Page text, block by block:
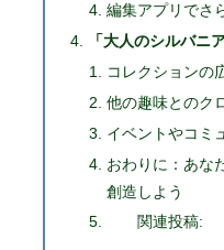
編集アプリでさ
「大人のシルバニ
コレクションの
他の趣味とのク
イベントやコミ
おわりに：あな
創造しよう
関連投稿: